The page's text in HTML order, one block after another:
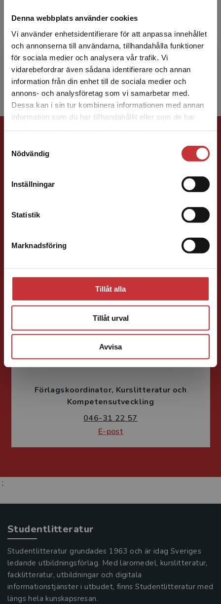
Denna webbplats använder cookies
Vi använder enhetsidentifierare för att anpassa innehållet
och annonserna till användarna, tillhandahålla funktioner
för sociala medier och analysera vår trafik. Vi
vidarebefordrar även sådana identifierare och annan
information från din enhet till de sociala medier och
annons- och analysföretag som vi samarbetar med.
Dessa kan i sin tur kombinera informationen med annan
information som du har tillhandahållit eller som de har
Nödvändig
Inställningar
Statistik
Marknadsföring
Tillåt alla
Tillåt urval
Avvisa
Begränsad fraktregion
Det verkar som att du besöker
studentlitteratur.se via en enhet utanför Sverige.
Vi erbjuder inte leveranser utanför Sverige. För
att kunna slutföra ett köp måste
Erik Hegelund
Erik Hegelund har doktorerat i ekonomisk
historia och arbetat med dataanalys i mer än
tio år.
Förlagskontakt
Teknik, matematik och statistik
E-post
Fritjof Janson
Förlagskoordinator Kurslitteratur och
Kompetensutveckling
046-31 22 57
E-post
;
Studentlitteratur
Studentlitteratur grundades 1963 och är idag Sveriges
ledande utbildningsförlag. Med läromedel, kurslitteratur,
facklitteratur, utbildningar och digitala
informationstjänster i utbudet, finns Studentlitteratur med
längs hela kunskapsresan.